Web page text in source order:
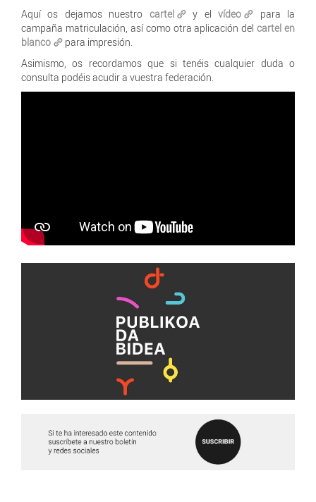
Aquí os dejamos nuestro cartel y elvídeo
para la
campaña matriculación, así como otra aplicación delcartel en
blanco
para impresión.
Asimismo, os recordamos que si tenéis cualquier duda o
consulta podéis acudir a vuestra federación.